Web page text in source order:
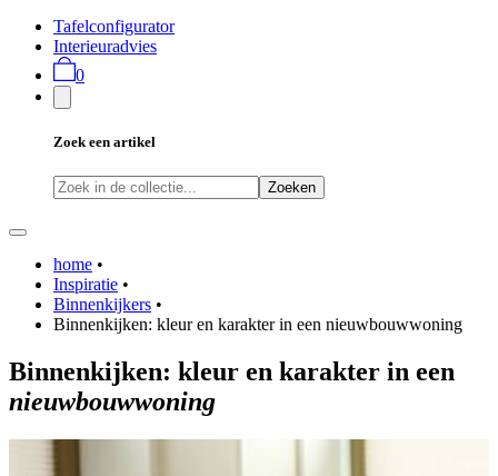
Tafelconfigurator
Interieuradvies
0
Zoek een artikel
Zoeken
home •
Inspiratie •
Binnenkijkers •
Binnenkijken: kleur en karakter in een nieuwbouwwoning
Binnenkijken: kleur en karakter in een
nieuwbouwwoning